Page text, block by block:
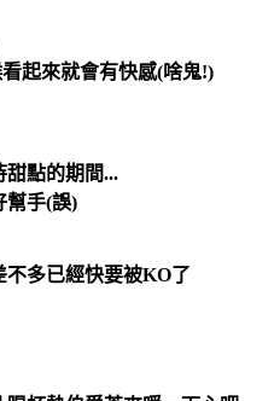
起來就會有快感(啥鬼!)
甜點的期間...
幫手(誤)
多已經快要被KO了